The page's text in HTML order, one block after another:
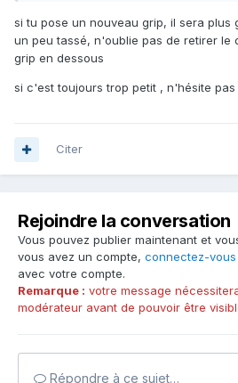
si tu pose un nouveau grip, il sera plus
un peu tassé, n'oublie pas de retirer le
grip en dessous
si c'est toujours trop petit , n'hésite
Citer
Rejoindre la conversation
Vous pouvez publier maintenant et
vous avez un compte, connectez-
avec votre compte.
Remarque : votre message
modérateur avant de pouvoir être
Répondre à ce sujet…